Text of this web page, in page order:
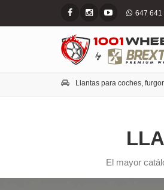
647 641
Llantas para coches,
El mayor